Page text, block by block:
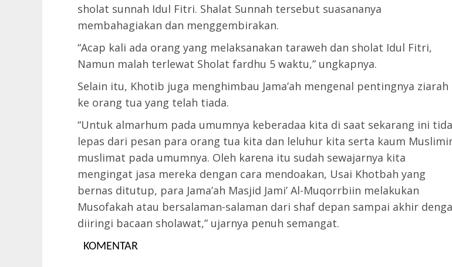
sholat sunnah Idul Fitri. Shalat Sunnah tersebut suasananya
membahagiakan dan menggembirakan.
“Acap kali ada orang yang melaksanakan taraweh dan sholat Idul Fitri,
Namun malah terlewat Sholat fardhu 5 waktu,” ungkapnya.
Selain itu, Khotib juga menghimbau Jama’ah mengenal pentingnya ziarah
ke orang tua yang telah tiada.
“Untuk almarhum pada umumnya keberadaa kita di saat sekarang ini
lepas dari pesan para orang tua kita dan leluhur kita serta kaum
muslimat pada umumnya. Oleh karena itu sudah sewajarnya kita
mengingat jasa mereka dengan cara mendoakan, Usai Khotbah yang
bernas ditutup, para Jama’ah Masjid Jami’ Al-Muqorrbiin melakukan
Musofakah atau bersalaman-salaman dari shaf depan sampai akhir
diiringi bacaan sholawat,” ujarnya penuh semangat.
KOMENTAR